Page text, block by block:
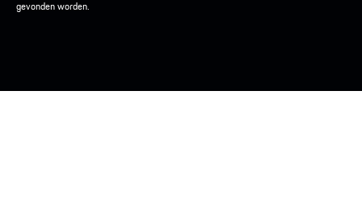
gevonden worden.